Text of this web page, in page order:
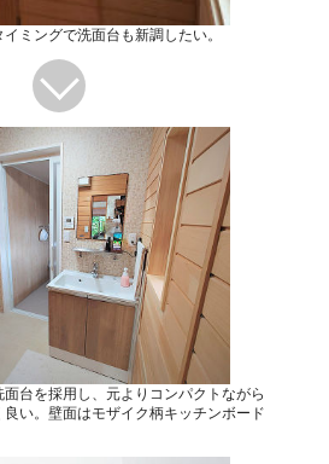
ミングで洗面台も新調したい。
台を採用し、元よりコンパクトながら
い。壁面はモザイク柄キッチンボード